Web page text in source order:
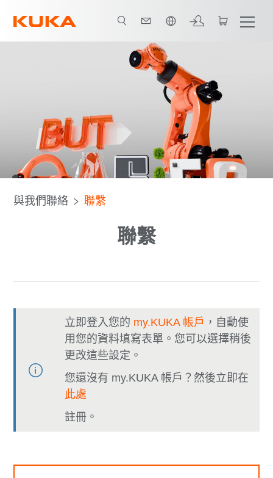
與我們聯絡 聯繫
聯繫
立即登入您的 my.KUKA 帳戶 ，自動使
用您的資料填寫表單。您可以選擇稍後
更改這些設定。
您還沒有 my.KUKA 帳戶？然後立即在
此處
註冊。